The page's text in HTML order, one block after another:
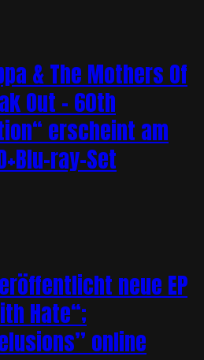
& The Mothers Of
Out – 60th
erscheint am
ray-Set
neue EP
Hate“;
online